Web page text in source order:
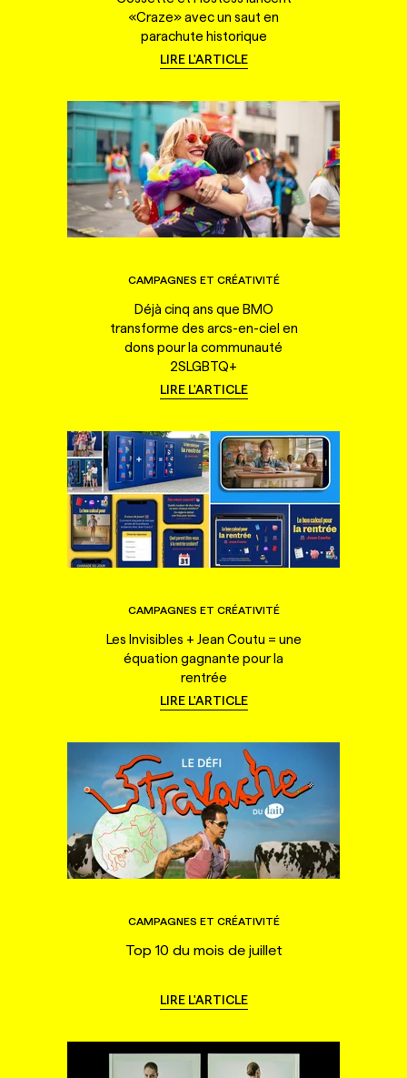
«Craze» avec un saut en
parachute historique
LIRE L'ARTICLE
CAMPAGNES ET CRÉATIVITÉ
Déjà cinq ans que BMO
transforme des arcs-en-ciel en
dons pour la communauté
2SLGBTQ+
LIRE L'ARTICLE
CAMPAGNES ET CRÉATIVITÉ
Les Invisibles + Jean Coutu = une
équation gagnante pour la
rentrée
LIRE L'ARTICLE
CAMPAGNES ET CRÉATIVITÉ
Top 10 du mois de juillet
LIRE L'ARTICLE